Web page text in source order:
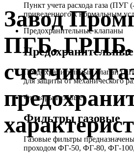
Пункт учета расхода газа
приведенного к нормальным
Предохранительные клапаны
Предохранительный клапан
для защиты от механического
Фильтры газовые
Фильтры газовые
Газовые фильтры
проходом ФГ-50, ФГ-80, ФГ-
Завод
ПГБ,
счетчики